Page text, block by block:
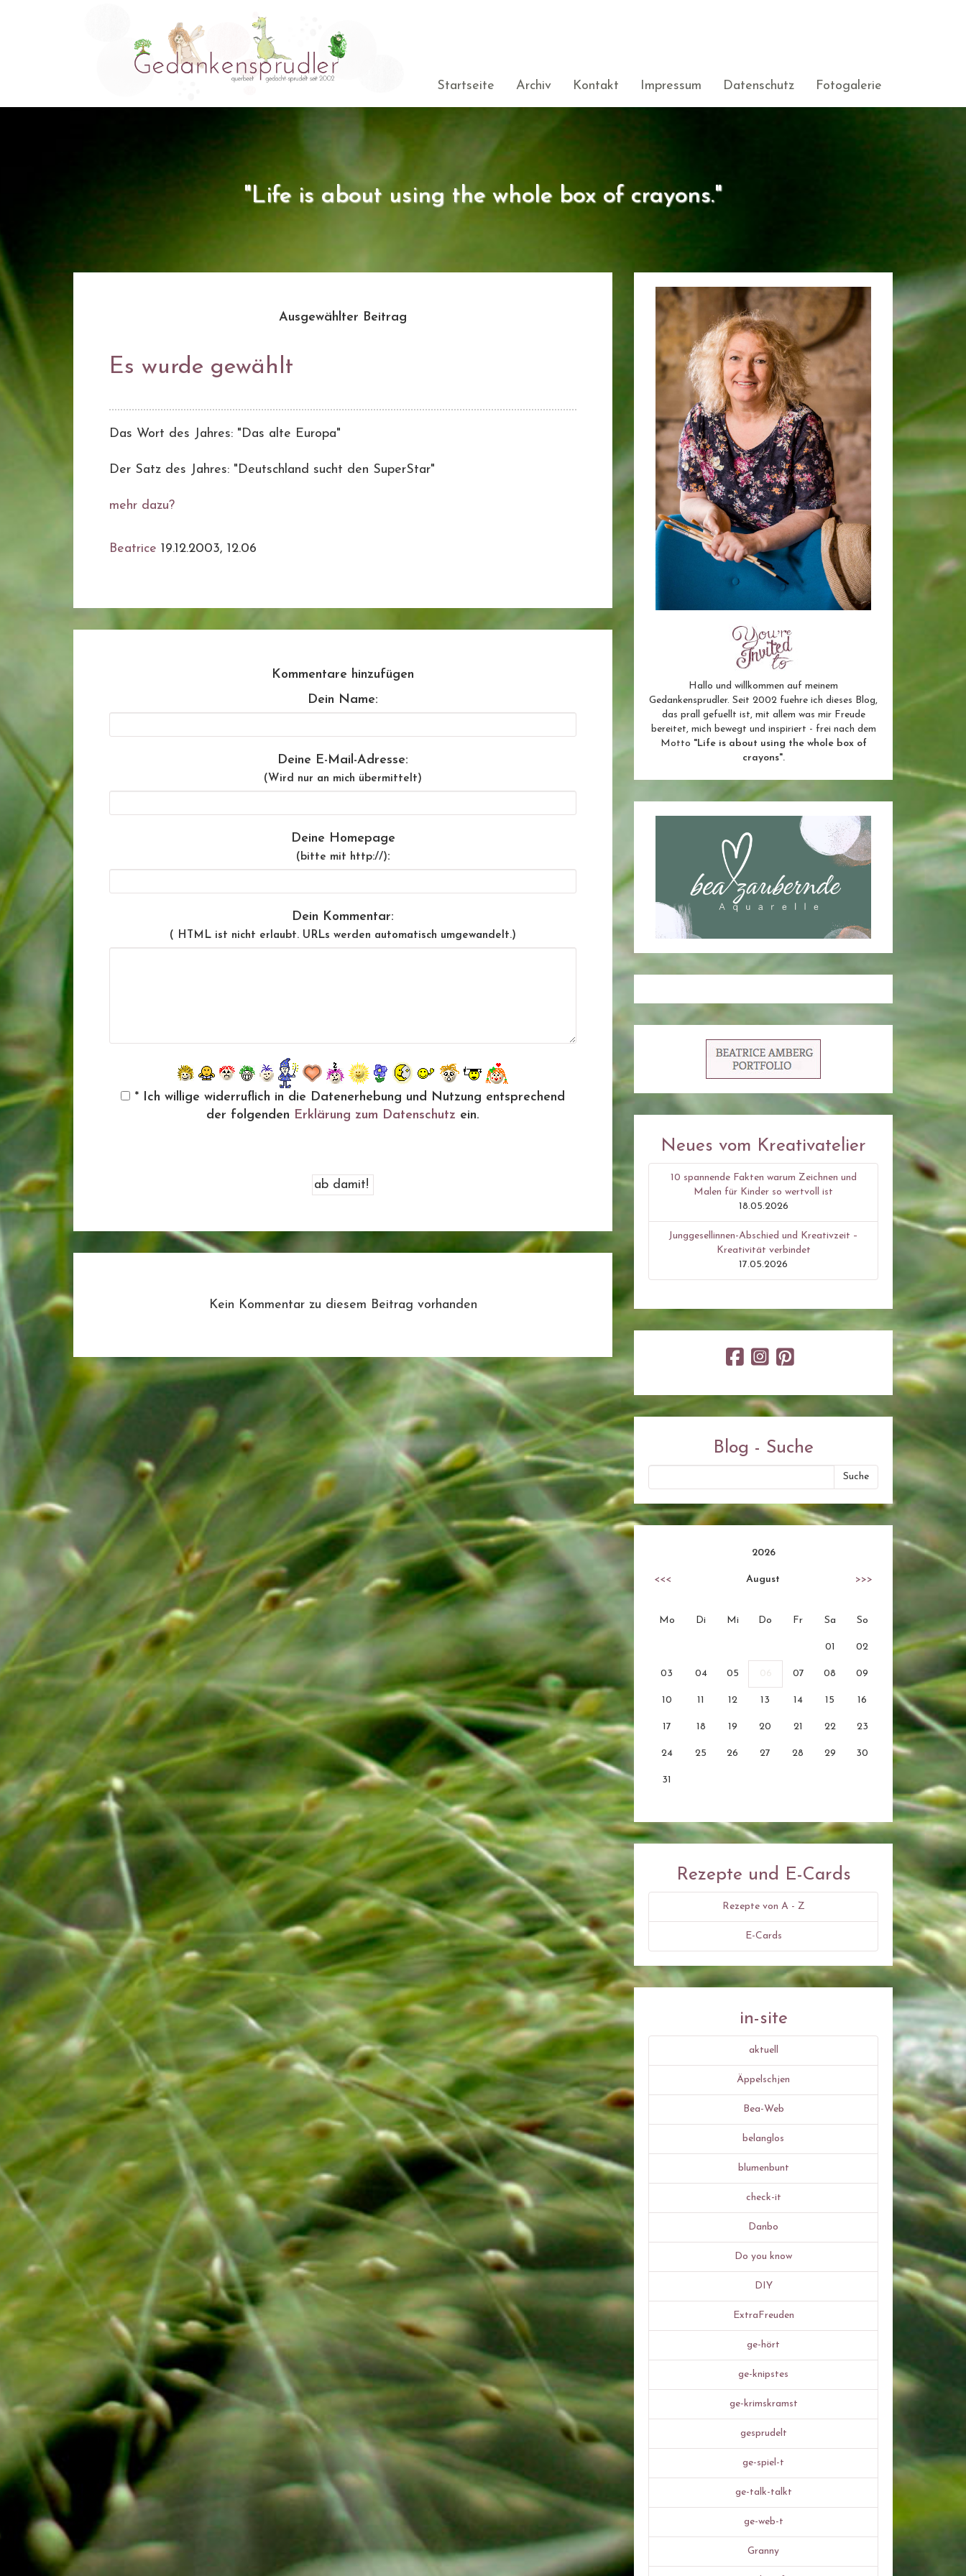
Startseite Archiv Kontakt Impressum Datenschutz Fotogalerie
"Life is about using the whole box of crayons."
Ausgewählter Beitrag
Es wurde gewählt
Das Wort des Jahres: "Das alte Europa"
Der Satz des Jahres: "Deutschland sucht den SuperStar"
mehr dazu?
Beatrice 19.12.2003, 12.06
Kommentare hinzufügen
Dein Name:
Deine E-Mail-Adresse:
(Wird nur an mich übermittelt)
Deine Homepage
(bitte mit http://):
Dein Kommentar:
( HTML ist nicht erlaubt. URLs werden automatisch umgewandelt.)
* Ich willige widerruflich in die Datenerhebung und Nutzung entsprechend
der folgenden Erklärung zum Datenschutz ein.
Kein Kommentar zu diesem Beitrag vorhanden
Hallo und willkommen auf meinem
Gedankensprudler. Seit 2002 fuehre ich dieses Blog,
das prall gefuellt ist, mit allem was mir Freude
bereitet, mich bewegt und inspiriert - frei nach dem
Motto "Life is about using the whole box of
crayons".
Neues vom Kreativatelier
10 spannende Fakten warum Zeichnen und
Malen für Kinder so wertvoll ist
18.05.2026
Junggesellinnen-Abschied und Kreativzeit –
Kreativität verbindet
17.05.2026
Blog - Suche
2026
<<< August >>>
Mo Di Mi Do Fr Sa So
01 02
03 04 05 06 07 08 09
10 11 12 13 14 15 16
17 18 19 20 21 22 23
24 25 26 27 28 29 30
31
Rezepte und E-Cards
Rezepte von A - Z
E-Cards
in-site
aktuell
Äppelschjen
Bea-Web
belanglos
blumenbunt
check-it
Danbo
Do you know
DIY
ExtraFreuden
ge-hört
ge-knipstes
ge-krimskramst
gesprudelt
ge-spiel-t
ge-talk-talkt
ge-web-t
Granny